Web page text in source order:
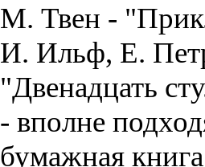
М. Твен -
И. Ильф, Е.
"Двенадцать
- вполне
бумажная